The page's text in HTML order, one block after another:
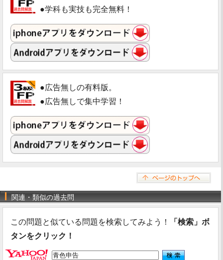
●学科も実技も完全無料！
●広告無しの有料版。
●広告無しで集中学習！
関連・類似の過去問
この問題と似ている問題を検索してみよう！
「検索」ボ
タンをクリック！